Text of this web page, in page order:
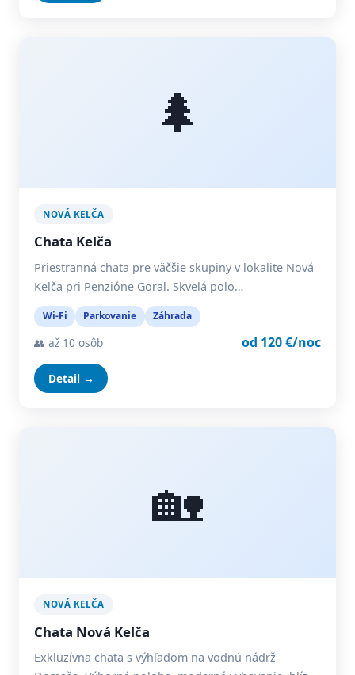
🌲
NOVÁ KELČA
Chata Kelča
Priestranná chata pre väčšie skupiny v lokalite Nová
Kelča pri Penzióne Goral. Skvelá polo…
Wi-Fi Parkovanie Záhrada
👥 až 10 osôb od 120 €/noc
Detail →
🏡
NOVÁ KELČA
Chata Nová Kelča
Exkluzívna chata s výhľadom na vodnú nádrž